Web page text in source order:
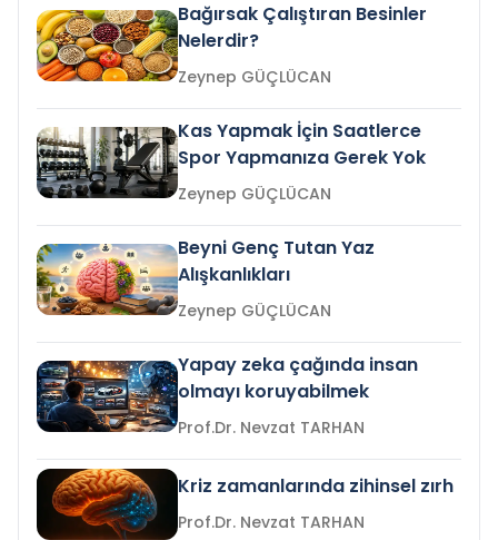
Bağırsak Çalıştıran Besinler
Nelerdir?
Zeynep GÜÇLÜCAN
Kas Yapmak İçin Saatlerce
Spor Yapmanıza Gerek Yok
Zeynep GÜÇLÜCAN
Beyni Genç Tutan Yaz
Alışkanlıkları
Zeynep GÜÇLÜCAN
Yapay zeka çağında insan
olmayı koruyabilmek
Prof.Dr. Nevzat TARHAN
Kriz zamanlarında zihinsel zırh
Prof.Dr. Nevzat TARHAN